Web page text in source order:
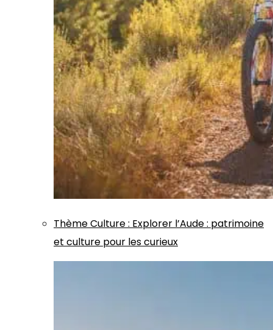
ThèmeCulture: Explorer l’Aude : patrimoine
et culture pour les curieux